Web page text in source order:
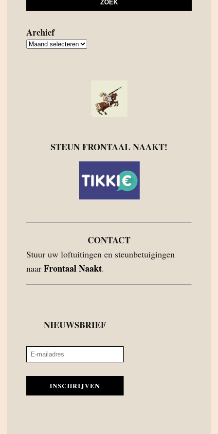
Archief
Archief
STEUN FRONTAAL NAAKT!
CONTACT
Stuur uw loftuitingen en steunbetuigingen
naar Frontaal Naakt.
NIEUWSBRIEF
INSCHRIJVEN